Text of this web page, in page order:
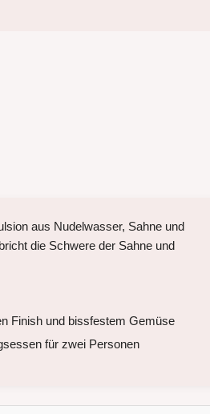
aus Nudelwasser, Sahne und
die Schwere der Sahne und
Finish und bissfestem Gemüse
für zwei Personen